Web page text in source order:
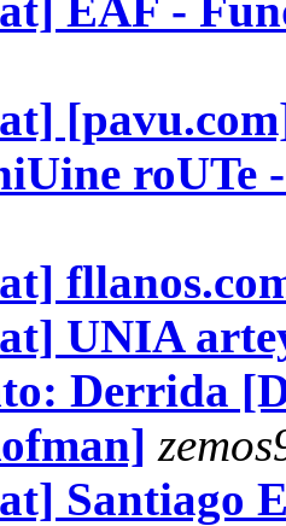
roUTe
UNIA
Derrida
Santiago